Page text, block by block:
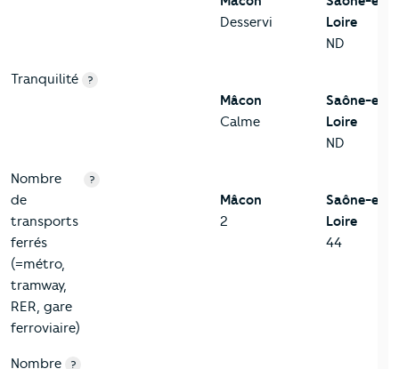
Desservi
Loire
ND
Tranquilité ?
Mâcon
Calme
Saône-et-
Loire
ND
Nombre
de
transports
ferrés
(=métro,
tramway,
RER, gare
ferroviaire)
?
Mâcon
2
Saône-et-
Loire
44
Nombre
?